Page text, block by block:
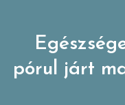
pórul járt